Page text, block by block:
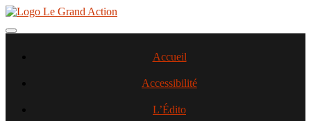
Aller
contenu
Toggle navigation
Accueil
Accessibilité
L’Édito